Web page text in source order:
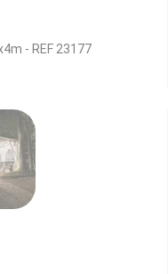
- REF 23177